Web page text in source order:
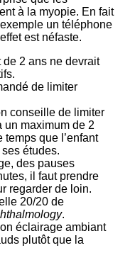
à la myopie. En fait
un téléphone
est néfaste.
de 2 ans ne devrait
de limiter
conseille de limiter
un maximum de 2
temps que l’enfant
études.
des pauses
il faut prendre
regarder de loin.
20/20 de
.
éclairage ambiant
plutôt que la